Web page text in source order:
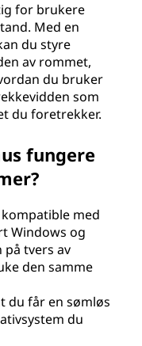
for brukere
Med en
du styre
av rommet,
du bruker
som
du foretrekker.
fungere
med
Windows og
tvers av
den samme
du får en sømløs
du